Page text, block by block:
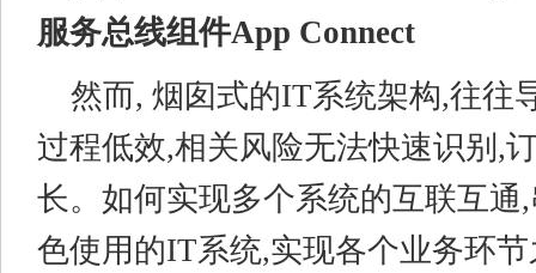
服务总线组件App Connect
然而, 烟囱式的IT系统架构,往往
过程低效,相关风险无法快速识别,
长。如何实现多个系统的互联互通
色使用的IT系统,实现各个业务环